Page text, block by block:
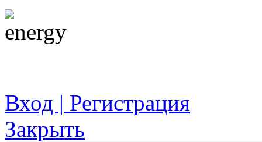
Вход | Регистрация
Закрыть